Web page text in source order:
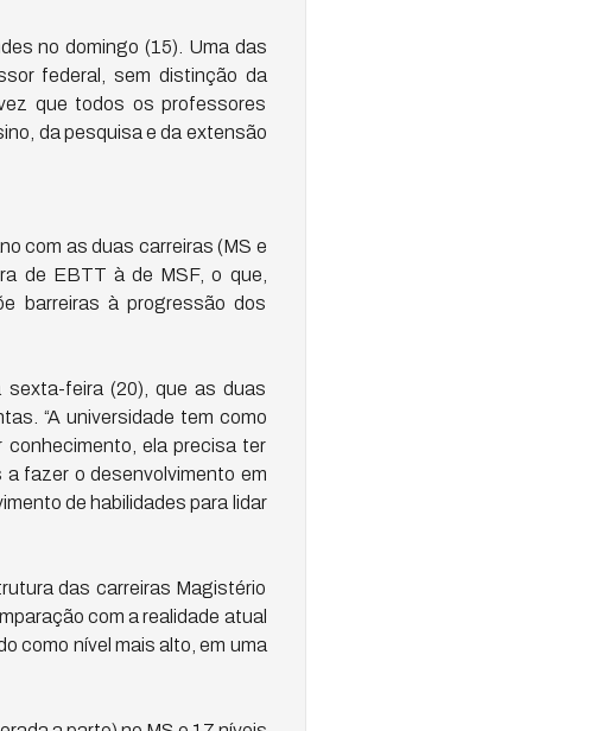
no domingo (15). Uma das
federal, sem distinção da
que todos os professores
da pesquisa e da extensão
com as duas carreiras (MS e
de EBTT à de MSF, o que,
barreiras à progressão dos
sexta-feira (20), que as duas
“A universidade tem como
conhecimento, ela precisa ter
fazer o desenvolvimento em
de habilidades para lidar
das carreiras Magistério
com a realidade atual
como nível mais alto, em uma